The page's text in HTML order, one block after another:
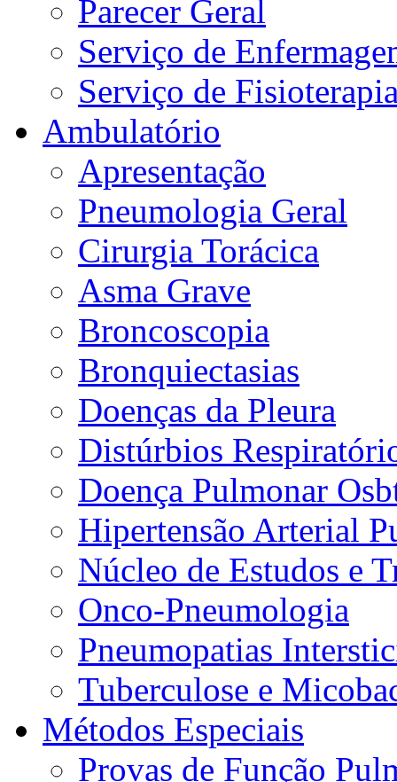
Parecer Geral
Serviço de
Serviço de
Ambulatório
Apresentação
Pneumologia Geral
Cirurgia Torácica
Asma Grave
Broncoscopia
Bronquiectasias
Doenças da Pleura
Distúrbios
Doença Pulmonar
Hipertensão Arterial
Núcleo de Estudos e
Onco-Pneumologia
Pneumopatias
Tuberculose e
Métodos Especiais
Provas de Função